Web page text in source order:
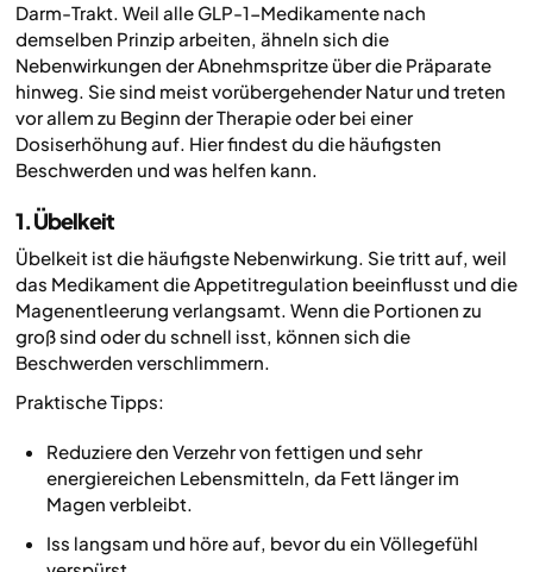
Darm-Trakt. Weil alle GLP-1-Medikamente nach
demselben Prinzip arbeiten, ähneln sich die
Nebenwirkungen der Abnehmspritze über die Präparate
hinweg. Sie sind meist vorübergehender Natur und treten
vor allem zu Beginn der Therapie oder bei einer
Dosiserhöhung auf. Hier findest du die häufigsten
Beschwerden und was helfen kann.
1. Übelkeit
Übelkeit ist die häufigste Nebenwirkung. Sie tritt auf, weil
das Medikament die Appetitregulation beeinflusst und die
Magenentleerung verlangsamt. Wenn die Portionen zu
groß sind oder du schnell isst, können sich die
Beschwerden verschlimmern.
Praktische Tipps:
Reduziere den Verzehr von fettigen und sehr
energiereichen Lebensmitteln, da Fett länger im
Magen verbleibt.
Iss langsam und höre auf, bevor du ein Völlegefühl